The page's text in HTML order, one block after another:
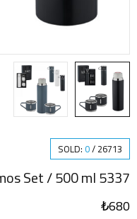
SOLD: 0/26713
5337 Siyah Çelik 3’lü Termos Set / 500 ml
₺680